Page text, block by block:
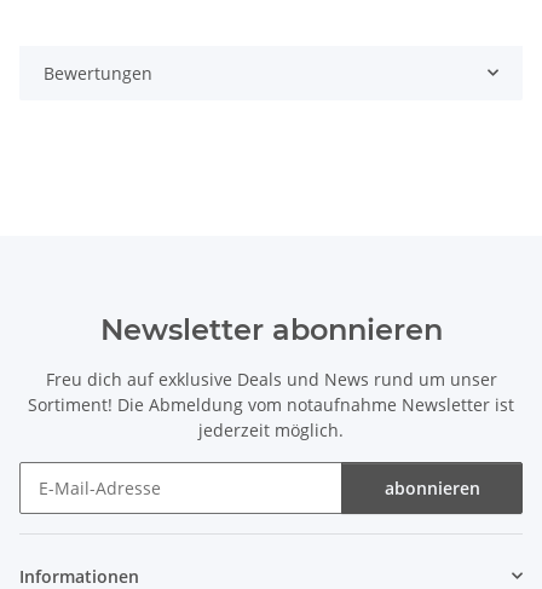
Bewertungen
Newsletter abonnieren
Freu dich auf exklusive Deals und News rund um unser
Sortiment! Die Abmeldung vom notaufnahme Newsletter ist
jederzeit möglich.
abonnieren
Informationen